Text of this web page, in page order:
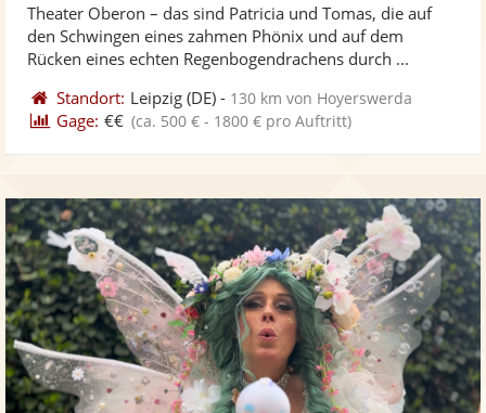
Fotos
5
Theater Oberon – das sind Patricia und Tomas, die auf
den Schwingen eines zahmen Phönix und auf dem
Rücken eines echten Regenbogendrachens durch ...
Standort: Leipzig (DE) - 130 km von Hoyerswerda
Gage: €€ (ca. 500 € - 1800 € pro Auftritt)